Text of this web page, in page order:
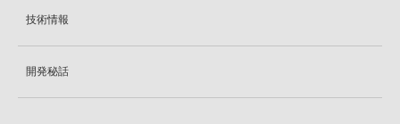
技術情報
開発秘話